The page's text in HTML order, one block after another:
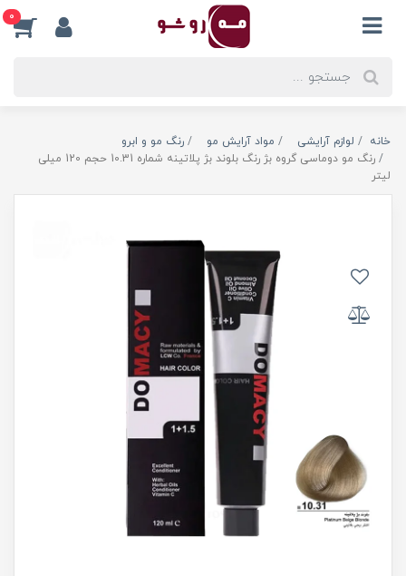
0
خانه لوازم آرایشی مواد آرایش مو
رنگ مو و ابرو
رنگ مو دوماسی گروه بژ رنگ بلوند بژ پلاتینه شماره 10.31 حجم 120 میلی
لیتر